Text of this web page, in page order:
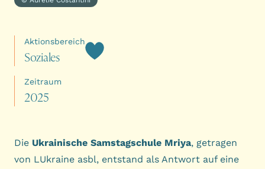
Aktionsbereich
Soziales
Zeitraum
2025
Die Ukrainische Samstagschule Mriya, getragen
von LUkraine asbl, entstand als Antwort auf eine